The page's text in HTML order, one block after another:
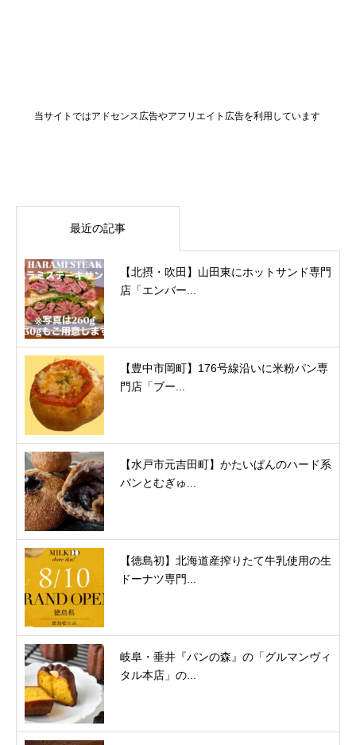
当サイトではアドセンス広告やアフリエイト広告を利用しています
最近の記事
【北摂・吹田】山田東にホットサンド専門
店「エンバー...
【豊中市岡町】176号線沿いに米粉パン専
門店「ブー...
【水戸市元吉田町】かたいぱんのハード系
パンとむぎゅ...
【徳島初】北海道産搾りたて牛乳使用の生
ドーナツ専門...
岐阜・垂井『パンの森』の「グルマンヴィ
タル本店」の...